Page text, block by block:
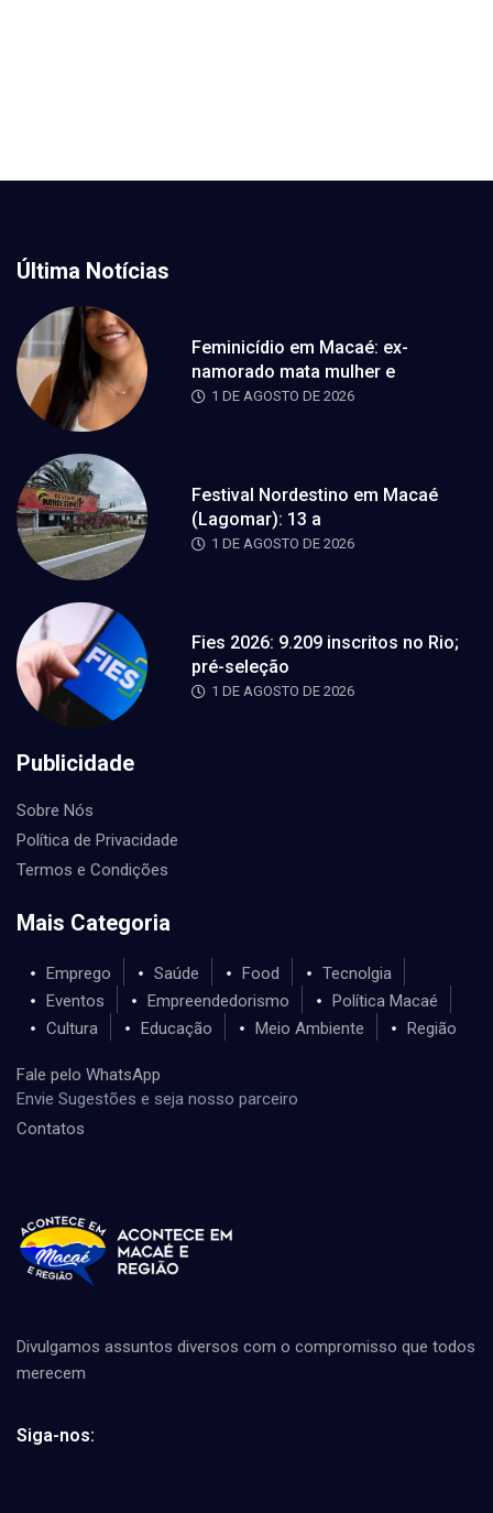
Última Notícias
Feminicídio em Macaé: ex-
namorado mata mulher e
1 DE AGOSTO DE 2026
Festival Nordestino em Macaé
(Lagomar): 13 a
1 DE AGOSTO DE 2026
Fies 2026: 9.209 inscritos no Rio;
pré-seleção
1 DE AGOSTO DE 2026
Publicidade
Sobre Nós
Política de Privacidade
Termos e Condições
Mais Categoria
Emprego Saúde Food
Tecnolgia
Eventos
Empreendedorismo
Política Macaé
Cultura
Educação Meio Ambiente Região
Fale pelo WhatsApp
Envie Sugestões e seja nosso parceiro
Contatos
Divulgamos assuntos diversos com o compromisso que todos
merecem
Siga-nos: